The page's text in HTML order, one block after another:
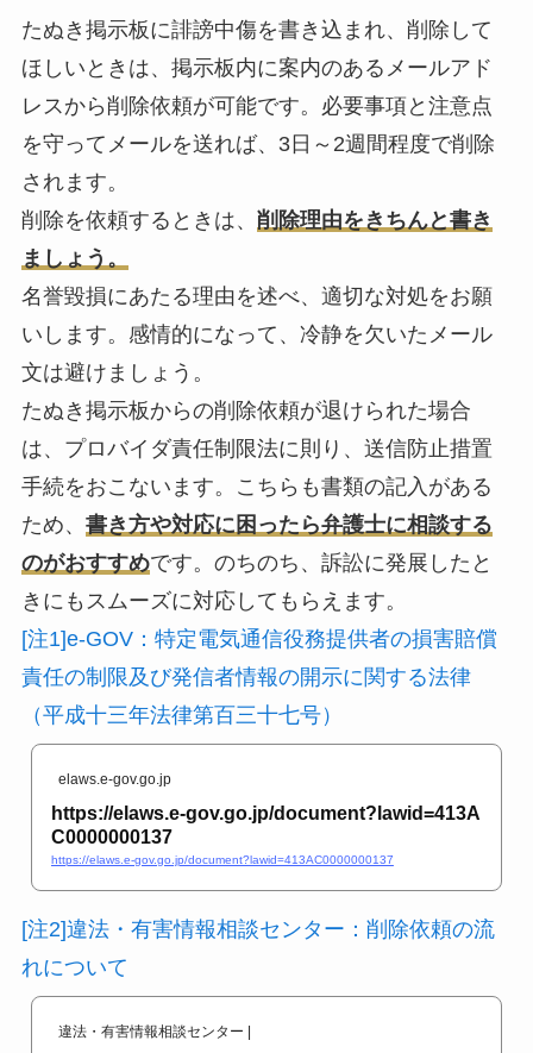
たぬき掲示板に誹謗中傷を書き込まれ、削除して
ほしいときは、掲示板内に案内のあるメールアド
レスから削除依頼が可能です。必要事項と注意点
を守ってメールを送れば、 3日～2週間程度で削除
されます。
削除を依頼するときは、 削除理由をきちんと書き
ましょう。
名誉毀損にあたる理由を述べ、適切な対処をお願
いします。感情的になって、冷静を欠いたメール
文は避けましょう。
たぬき掲示板からの削除依頼が退けられた場合
は、プロバイダ責任制限法に則り、 送信防止措置
手続をおこないます。こちらも書類の記入がある
ため、 書き方や対応に困ったら弁護士に相談する
のがおすすめです。のちのち、訴訟に発展したと
きにもスムーズに対応してもらえます。
[注1]e-GOV：特定電気通信役務提供者の損害賠償
責任の制限及び発信者情報の開示に関する法律
（平成十三年法律第百三十七号）
elaws.e-gov.go.jp
https://elaws.e-gov.go.jp/document?lawid=413A
C0000000137
https://elaws.e-gov.go.jp/document?lawid=413AC0000000137
[注2]違法・有害情報相談センター：削除依頼の流
れについて
違法・有害情報相談センター |